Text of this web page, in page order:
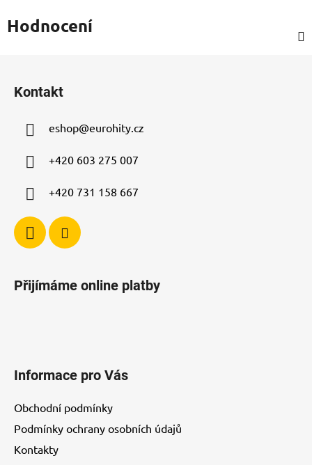
Hodnocení
Kontakt
eshop@eurohity.cz
+420 603 275 007
+420 731 158 667
Přijímáme online platby
Informace pro Vás
Obchodní podmínky
Podmínky ochrany osobních údajů
Kontakty